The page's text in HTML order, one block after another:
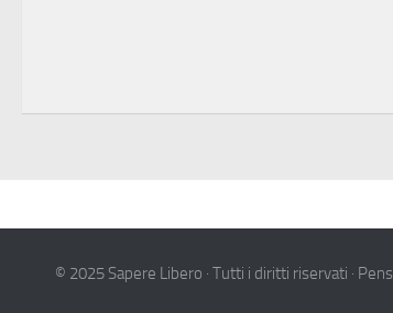
© 2025 Sapere Libero · Tutti i diritti riservati ·